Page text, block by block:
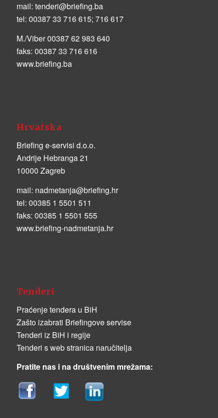
mail: tenderi@briefing.ba
tel: 00387 33 716 615; 716 617
M./Viber 00387 62 983 640
faks: 00387 33 716 616
www.briefing.ba
Hrvatska
Briefing e-servisi d.o.o.
Andrije Hebranga 21
10000 Zagreb
mail: nadmetanja@briefing.hr
tel: 00385 1 5501 511
faks: 00385 1 5501 555
www.briefing-nadmetanja.hr
Tenderi
Praćenje tendera u BiH
Zašto izabrati Briefingove servise
Tenderi iz BiH i regije
Tenderi s web stranica naručitelja
Pratite nas i na društvenim mrežama: